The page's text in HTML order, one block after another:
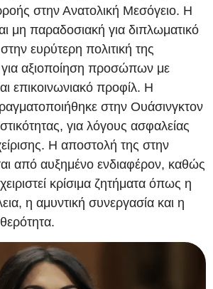
στην Ανατολική Μεσόγειο. Η
μη παραδοσιακή για διπλωματικό
ευρύτερη πολιτική της
αξιοποίηση προσώπων με
επικοινωνιακό προφίλ. Η
στην Ουάσινγκτον
για λόγους ασφαλείας
Η αποστολή της στην
από αυξημένο ενδιαφέρον, καθώς
κρίσιμα ζητήματα όπως η
η αμυντική συνεργασία και η